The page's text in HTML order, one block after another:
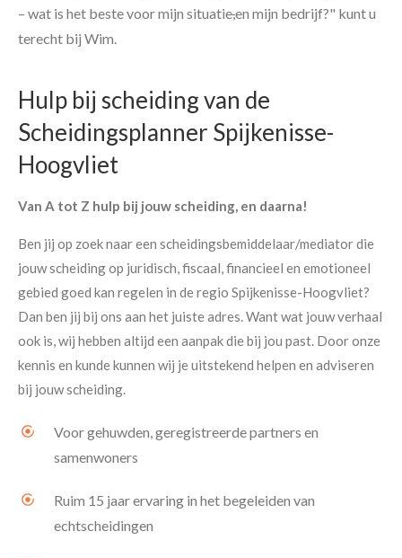
– wat is het beste voor mijn situatie,en mijn bedrijf?" kunt u
terecht bij Wim.
Hulp bij scheiding van de
Scheidingsplanner Spijkenisse-
Hoogvliet
Van A tot Z hulp bij jouw scheiding, en daarna!
Ben jij op zoek naar een scheidingsbemiddelaar/mediator die
jouw scheiding op juridisch, fiscaal, financieel en emotioneel
gebied goed kan regelen in de regio Spijkenisse-Hoogvliet?
Dan ben jij bij ons aan het juiste adres. Want wat jouw verhaal
ook is, wij hebben altijd een aanpak die bij jou past. Door onze
kennis en kunde kunnen wij je uitstekend helpen en adviseren
bij jouw scheiding.
Voor gehuwden, geregistreerde partners en
samenwoners
Ruim 15 jaar ervaring in het begeleiden van
echtscheidingen